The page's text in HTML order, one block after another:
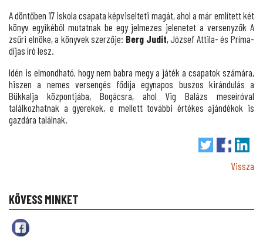
A döntőben 17 iskola csapata képviselteti magát, ahol a már említett két
könyv egyikéből mutatnak be egy jelmezes jelenetet a versenyzők A
zsűri elnöke, a könyvek szerzője: Berg Judit, József Attila- és Príma-
díjas író lesz.
Idén is elmondható, hogy nem babra megy a játék a csapatok számára,
hiszen a nemes versengés fődíja egynapos buszos kirándulás a
Bükkalja központjába, Bogácsra, ahol Vig Balázs meseíróval
találkozhatnak a gyerekek, e mellett további értékes ajándékok is
gazdára találnak.
Vissza
KÖVESS MINKET